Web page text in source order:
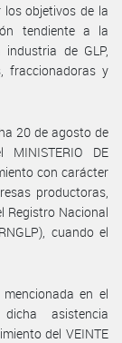
los objetivos de la
tendiente a la
de GLP,
fraccionadoras y
20 de agosto de
DE
con carácter
productoras,
Registro Nacional
cuando el
en el
asistencia
del VEINTE